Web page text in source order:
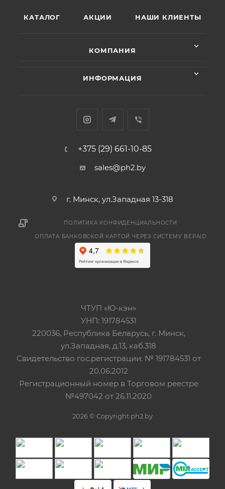
КАТАЛОГ АКЦИИ НАШИ КЛИЕНТЫ
КОМПАНИЯ
ИНФОРМАЦИЯ
+375 (29) 661-10-85
sales@ph2.by
г. Минск, ул.Западная 13-318
ПОЛИТИКА КОНФИДЕНЦИАЛЬНОСТИ
ОПЛАТА БАНКОВСКОЙ КАРТОЙ ЧЕРЕЗ СИСТЕМУ BEPAID
ЧТУП «Ю-кэн»
УНП: 191784531
220036, Республика Беларусь, г. Минск,
ул.Западная, д.13, каб.318
Свидетельство гос.регистрации: № 191784531 от
20.06.2012
Регистрационный номер в Торговом реестре
№497042 от 26.11.2020
2026 © Copyright ph2.by